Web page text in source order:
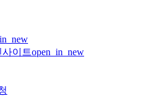
이트open_in_new